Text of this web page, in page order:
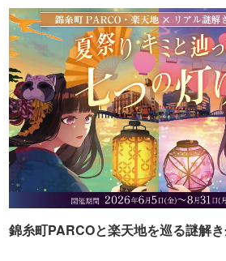
錦糸町PARCOと楽天地を巡る謎解き